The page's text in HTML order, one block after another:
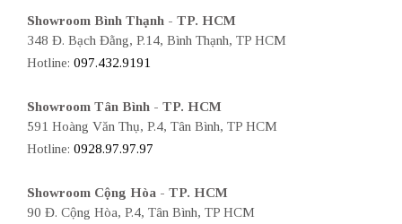
Showroom Bình Thạnh - TP. HCM
348 Đ. Bạch Đằng, P.14, Bình Thạnh, TP HCM
Hotline: 097.432.9191
Showroom Tân Bình - TP. HCM
591 Hoàng Văn Thụ, P.4, Tân Bình, TP HCM
Hotline: 0928.97.97.97
Showroom Cộng Hòa - TP. HCM
90 Đ. Cộng Hòa, P.4, Tân Bình, TP HCM